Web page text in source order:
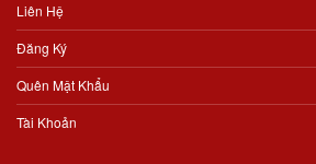
Liên Hệ
Đăng Ký
Quên Mật Khẩu
Tài Khoản